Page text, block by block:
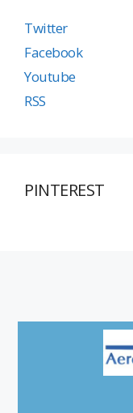
Twitter
Facebook
Youtube
RSS
PINTEREST